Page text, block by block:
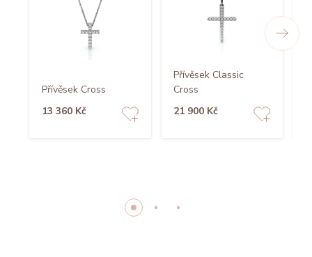
Přívěsek Cross
13 360 Kč
Přívěsek Classic
Cross
21 900 Kč